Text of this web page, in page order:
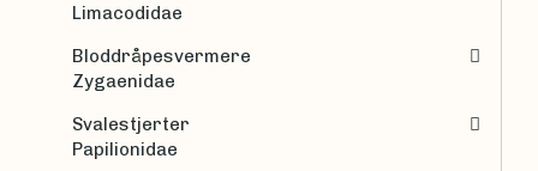
Limacodidae
Bloddråpesvermere
Zygaenidae
Svalestjerter
Papilionidae